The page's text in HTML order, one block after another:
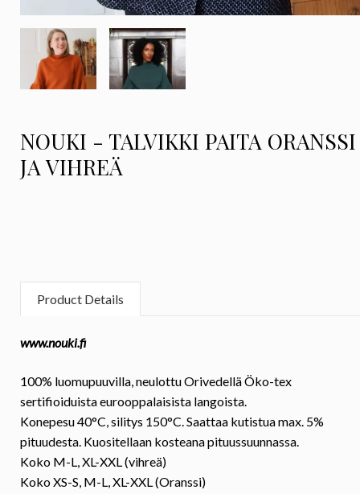
NOUKI - TALVIKKI PAITA ORANSSI
JA VIHREÄ
Product Details
www.nouki.fi
100% luomupuuvilla, neulottu Orivedellä Öko-tex
sertifioiduista eurooppalaisista langoista.
Konepesu 40°C, silitys 150°C. Saattaa kutistua max. 5%
pituudesta. Kuositellaan kosteana pituussuunnassa.
Koko M-L, XL-XXL (vihreä)
KokoXS-S, M-L, XL-XXL (Oranssi)